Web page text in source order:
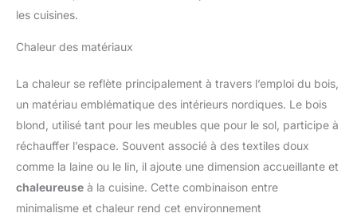
les cuisines.
Chaleur des matériaux
La chaleur se reflète principalement à travers l’emploi du bois,
un matériau emblématique des intérieurs nordiques. Le bois
blond, utilisé tant pour les meubles que pour le sol, participe à
réchauffer l’espace. Souvent associé à des textiles doux
comme la laine ou le lin, il ajoute une dimension accueillante et
chaleureuse à la cuisine. Cette combinaison entre
minimalisme et chaleur rend cet environnement